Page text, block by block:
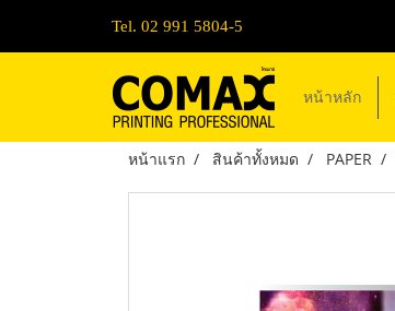
Tel. 02 991 5804-5
หน้าหลัก
หน้าแรก สินค้าทั้งหมด PAPER